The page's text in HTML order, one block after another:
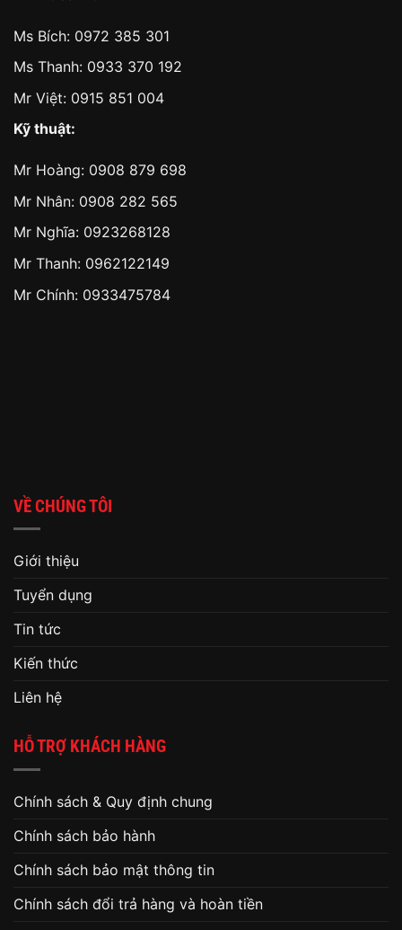
Ms Bích: 0972 385 301
Ms Thanh: 0933 370 192
Mr Việt: 0915 851 004
Kỹ thuật:
Mr Hoàng: 0908 879 698
Mr Nhân: 0908 282 565
Mr Nghĩa: 0923268128
Mr Thanh: 0962122149
Mr Chính: 0933475784
VỀ CHÚNG TÔI
Giới thiệu
Tuyển dụng
Tin tức
Kiến thức
Liên hệ
HỖ TRỢ KHÁCH HÀNG
Chính sách & Quy định chung
Chính sách bảo hành
Chính sách bảo mật thông tin
Chính sách đổi trả hàng và hoàn tiền